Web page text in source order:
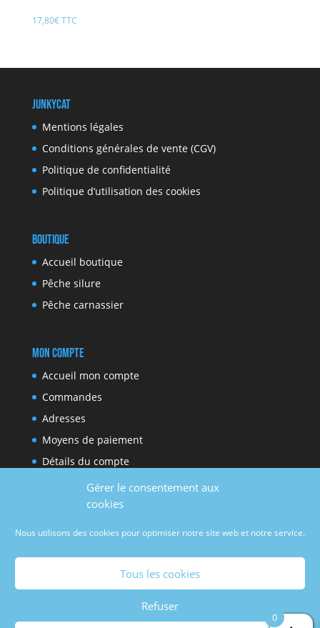
Gérer le consentement aux
cookies
Nous utilisons des cookies pour optimiser notre site web et notre service.
Tous les cookies
Refuser
17,80€TTC
JunkyCat
Mentions légales
Conditions générales de vente (CGV)
Politique de confidentialité
Politique d’utilisation des cookies
Boutique
Accueil boutique
Pêche silure
Pêche carnassier
Mon compte
Accueil mon compte
Commandes
Adresses
Moyens de paiement
Détails du compte
Réseaux sociaux
Facebook Youtube
0